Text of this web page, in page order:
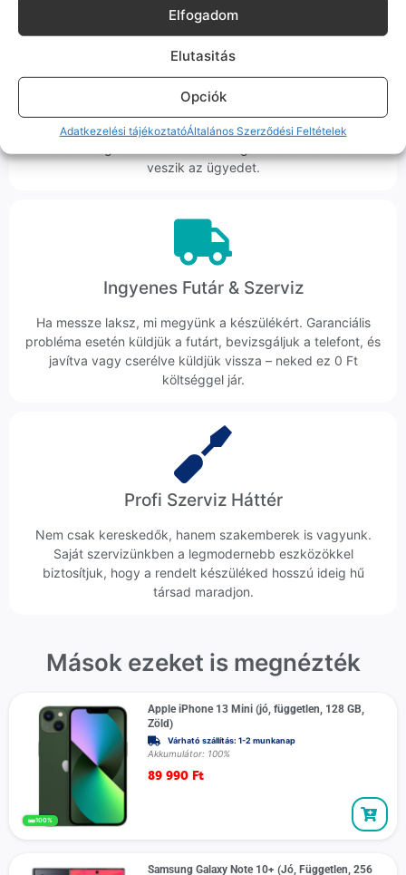
Elfogadom
Elutasitás
Opciók
Adatkezelési tájékoztatóÁltalános Szerződési Feltételek
Korrekt Ügyintézés
Ha ritkán előfordul egy hiba, nem kifogásokat keresünk,
veszik az ügyedet.
Ingyenes Futár & Szerviz
Ha messze laksz, mi megyünk a készülékért. Garanciális
probléma esetén küldjük a futárt, bevizsgáljuk a telefont, és
javítva vagy cserélve küldjük vissza – neked ez 0 Ft
költséggel jár.
Profi Szerviz Háttér
Nem csak kereskedők, hanem szakemberek is vagyunk.
Saját szervizünkben a legmodernebb eszközökkel
biztosítjuk, hogy a rendelt készüléked hosszú ideig hű
társad maradjon.
Mások ezeket is megnézték
100%
Apple iPhone 13 Mini (jó, független, 128 GB,
Zöld)
Várható szállítás: 1-2 munkanap
Akkumulátor: 100%
89 990 Ft
Samsung Galaxy Note 10+ (Jó, Független, 256